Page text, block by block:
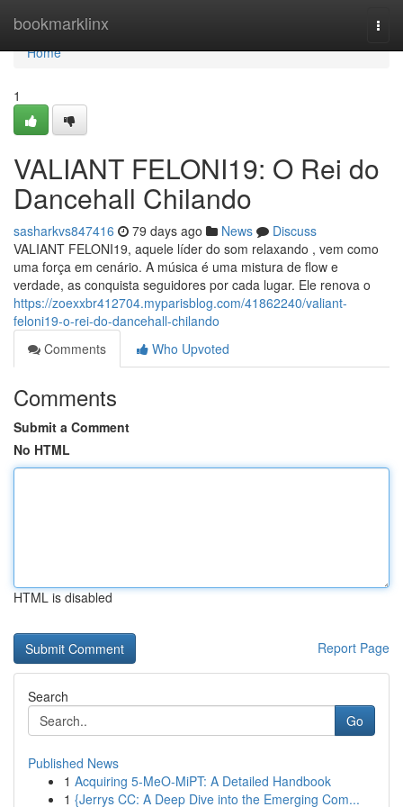
bookmarklinx
Home
Home
1
VALIANT FELONI19: O Rei do
Dancehall Chilando
sasharkvs847416 79 days ago News
Discuss
VALIANT FELONI19, aquele líder do som relaxando , vem como
uma força em cenário. A música é uma mistura de flow e
verdade, as conquista seguidores por cada lugar. Ele renova o
https://zoexxbr412704.myparisblog.com/41862240/valiant-
feloni19-o-rei-do-dancehall-chilando
Comments
Who Upvoted
Comments
Submit a Comment
No HTML
HTML is disabled
Report Page
Search
Go
Published News
1 Acquiring 5-MeO-MiPT: A Detailed Handbook
1 {Jerrys CC: A Deep Dive into the Emerging Com...